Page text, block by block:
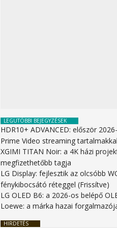
LEGUTÓBBI BEJEGYZÉSEK
HDR10+ ADVANCED: először
Prime Video streaming tartalmakkal
XGIMI TITAN Noir: a 4K házi
megfizethetőbb tagja
LG Display: fejlesztik az olcsóbb
fénykibocsátó réteggel (Frissítve)
LG OLED B6: a 2026-os belépő
Loewe: a márka hazai
HIRDETÉS